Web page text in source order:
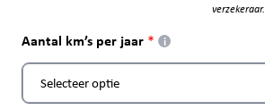
verzekeraar.
Aantal km’s per jaar i